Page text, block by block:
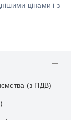
цінами і з
(з ПДВ)